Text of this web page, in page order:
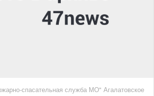
спасательная служба МО" Агалатовское